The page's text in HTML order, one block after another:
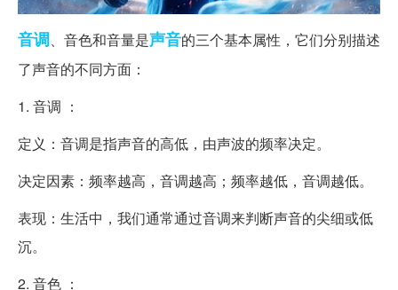
音调、音色和音量是声音的三个基本属性，它们分别描述
了声音的不同方面：
1. 音调 ：
定义：音调是指声音的高低，由声波的频率决定。
决定因素：频率越高，音调越高；频率越低，音调越低。
表现：生活中，我们通常通过音调来判断声音的尖细或低
沉。
2. 音色 ：